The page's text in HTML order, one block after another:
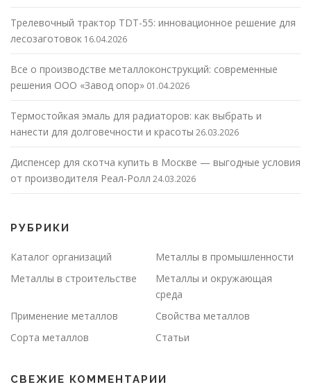
Трелевочный трактор TDT-55: инновационное решение для
лесозаготовок 16.04.2026
Все о производстве металлоконструкций: современные
решения ООО «Завод опор» 01.04.2026
Термостойкая эмаль для радиаторов: как выбрать и
нанести для долговечности и красоты 26.03.2026
Диспенсер для скотча купить в Москве — выгодные условия
от производителя Реал-Ролл 24.03.2026
РУБРИКИ
Каталог организаций
Металлы в промышленности
Металлы в строительстве
Металлы и окружающая
среда
Применение металлов
Свойства металлов
Сорта металлов
Статьи
СВЕЖИЕ КОММЕНТАРИИ